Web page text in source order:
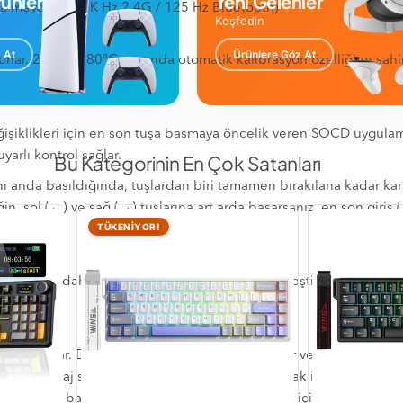
mevcuttur (1K Hz 2.4G / 125 Hz Bluetooth)
20°C ile 80°C arasında otomatik kalibrasyon özelliğine
için en son tuşa basmaya öncelik veren SOCD
kontrol sağlar.
basıldığında, tuşlardan biri tamamen bırakılana kadar
sol (←) ve sağ (→) tuşlarına art arda basarsanız, en son
tetikler, daha derin bir basış eylem 2’yi etkinleştirir ve tuşun
sağlar. Bu özellik, özellikle özelleştirilebilir ve kompakt
avantaj sağlayabilir. Mod Tap, oyun oynamak için kolaylık
bir tuşa basmak iki işlev sağlayabilir: bir işlev için tuşu basılı
At
Keşfedin
Ürünlere Göz At
Bu Kategorinin En Çok Satanları
TÜKENİYOR!